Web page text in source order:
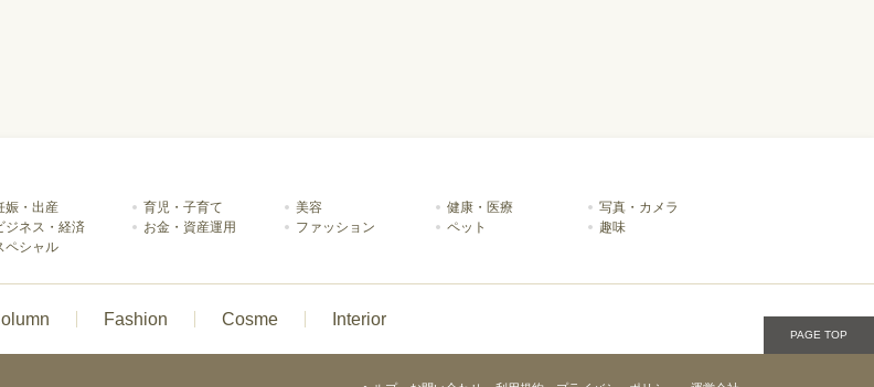
娠・出産 育児・子育て 美容 健康・医療
写真・カメラ
ジネス・経済 お金・資産運用 ファッション ペット
趣味
ペシャル
Fashion Cosme Interior
PAGE TOP